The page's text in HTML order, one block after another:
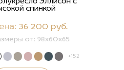
спинкой
36 200 руб.
от: 98x60x65
+152